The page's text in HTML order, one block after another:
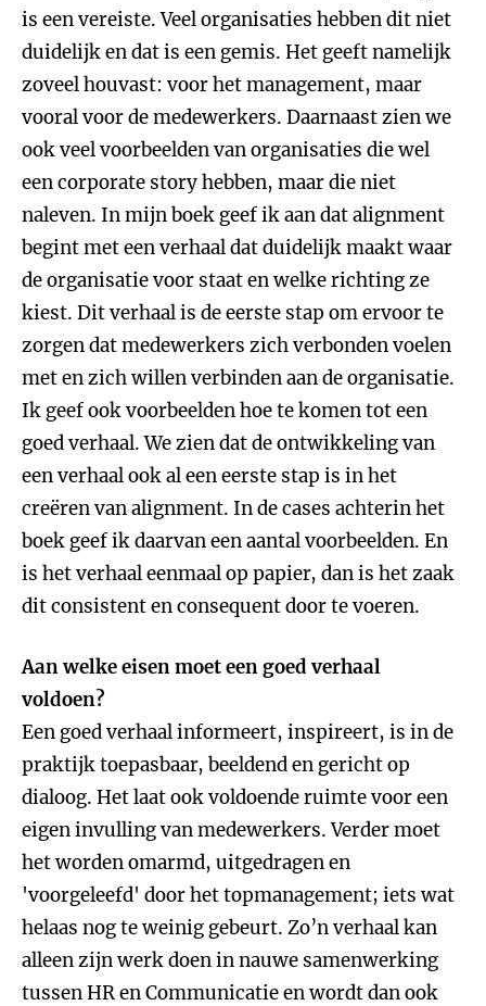
is een vereiste. Veel organisaties hebben dit niet
duidelijk en dat is een gemis. Het geeft namelijk
zoveel houvast: voor het management, maar
vooral voor de medewerkers. Daarnaast zien we
ook veel voorbeelden van organisaties die wel
een corporate story hebben, maar die niet
naleven. In mijn boek geef ik aan dat alignment
begint met een verhaal dat duidelijk maakt waar
de organisatie voor staat en welke richting ze
kiest. Dit verhaal is de eerste stap om ervoor te
zorgen dat medewerkers zich verbonden voelen
met en zich willen verbinden aan de organisatie.
Ik geef ook voorbeelden hoe te komen tot een
goed verhaal. We zien dat de ontwikkeling van
een verhaal ook al een eerste stap is in het
creëren van alignment. In de cases achterin het
boek geef ik daarvan een aantal voorbeelden. En
is het verhaal eenmaal op papier, dan is het zaak
dit consistent en consequent door te voeren.
Aan welke eisen moet een goed verhaal
voldoen?
Een goed verhaal informeert, inspireert, is in de
praktijk toepasbaar, beeldend en gericht op
dialoog. Het laat ook voldoende ruimte voor een
eigen invulling van medewerkers. Verder moet
het worden omarmd, uitgedragen en
'voorgeleefd' door het topmanagement; iets wat
helaas nog te weinig gebeurt. Zo’n verhaal kan
alleen zijn werk doen in nauwe samenwerking
tussen HR en Communicatie en wordt dan ook